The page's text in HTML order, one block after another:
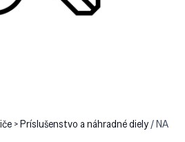
> Príslušenstvo a náhradné diely/ NA